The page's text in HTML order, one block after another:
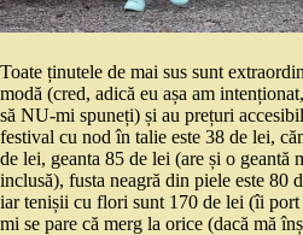
Toate ținutele de mai sus sunt
modă (cred, adică eu așa am
să NU-mi spuneți) și au prețuri
festival cu nod în talie este 38 de lei,
de lei, geanta 85 de lei (are și o geantă
inclusă), fusta neagră din piele este 80
iar tenișii cu flori sunt 170 de lei (îi
mi se pare că merg la orice (dacă mă